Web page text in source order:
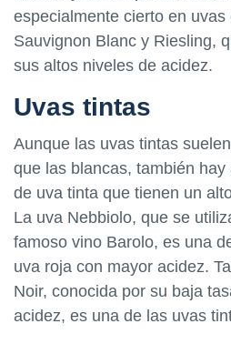
especialmente cierto en
Sauvignon Blanc y Riesling,
sus altos niveles de acidez.
Uvas tintas
Aunque las uvas tintas
que las blancas, también
de uva tinta que tienen un
La uva Nebbiolo, que se
famoso vino Barolo, es una
uva roja con mayor acidez.
Noir, conocida por su baja
acidez, es una de las uvas